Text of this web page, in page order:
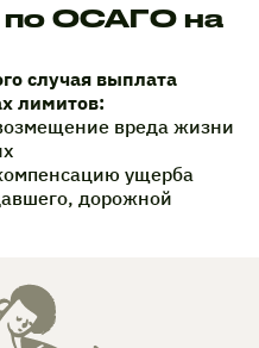
по ОСАГО на
случая выплата
лимитов:
вреда жизни
ущерба
дорожной